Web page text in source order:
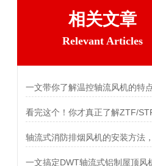
相关文章
Relevant Articles